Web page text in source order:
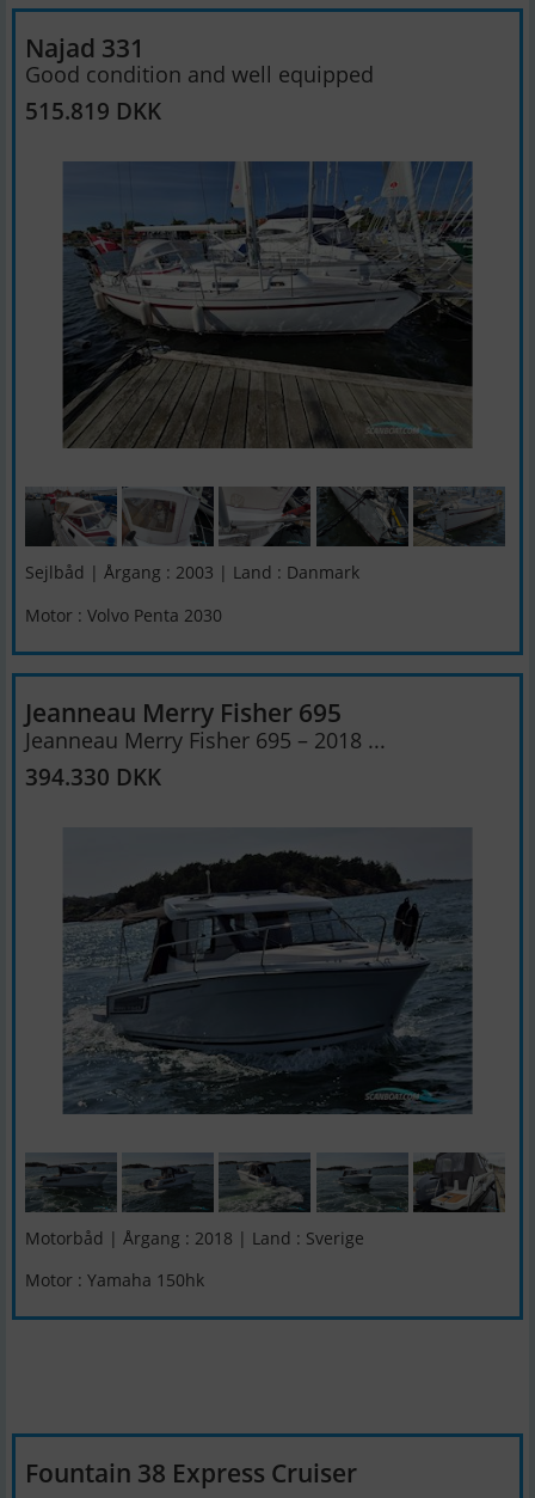
Najad 331
Good condition and well equipped
515.819 DKK
Sejlbåd | Årgang : 2003 | Land : Danmark
Motor : Volvo Penta 2030
Jeanneau Merry Fisher 695
Jeanneau Merry Fisher 695 – 2018 ...
394.330 DKK
Motorbåd | Årgang : 2018 | Land : Sverige
Motor : Yamaha 150hk
Fountain 38 Express Cruiser